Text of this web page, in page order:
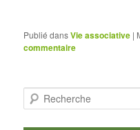
Publié dansVie associative |
commentaire
c